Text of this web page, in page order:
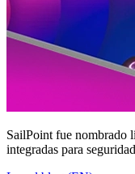
SailPoint fue nombrado
integradas para